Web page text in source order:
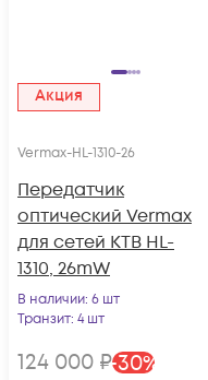
Акция
Vermax-HL-1310-26
Передатчик
оптический Vermax
для сетей КТВ HL-
1310, 26mW
В наличии: 6 шт
Транзит: 4 шт
124 000 ₽-30%